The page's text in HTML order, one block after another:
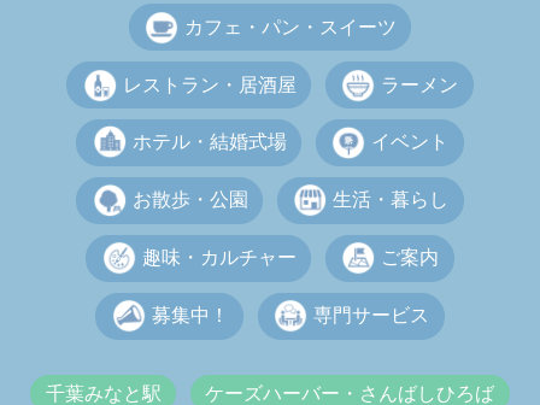
カフェ・パン・スイーツ
レストラン・居酒屋 ラーメン
ホテル・結婚式場 イベント
お散歩・公園 生活・暮らし
趣味・カルチャー ご案内
募集中！ 専門サービス
千葉みなと駅 ケーズハーバー・さんばしひろば